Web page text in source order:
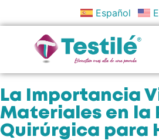
Español
La Importancia
Materiales en la
Quirúrgica para